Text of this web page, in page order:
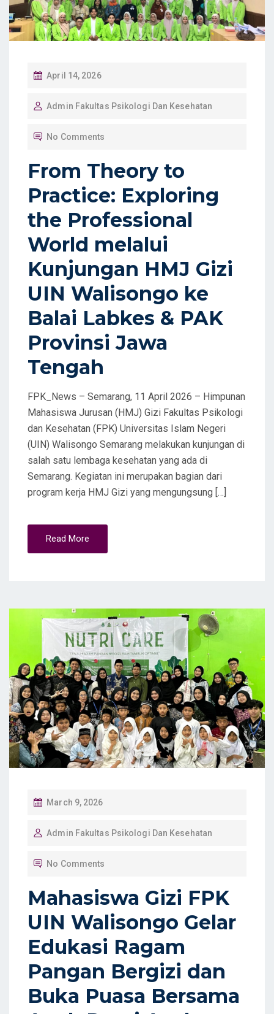
P
S
O
N
April 14, 2026
Admin Fakultas Psikologi Dan Kesehatan
No Comments
From Theory to
Practice: Exploring
the Professional
World melalui
Kunjungan HMJ Gizi
UIN Walisongo ke
Balai Labkes & PAK
Provinsi Jawa
Tengah
FPK_News – Semarang, 11 April 2026 – Himpunan
Mahasiswa Jurusan (HMJ) Gizi Fakultas Psikologi
dan Kesehatan (FPK) Universitas Islam Negeri
(UIN) Walisongo Semarang melakukan kunjungan di
salah satu lembaga kesehatan yang ada di
Semarang. Kegiatan ini merupakan bagian dari
program kerja HMJ Gizi yang mengungsung […]
Read More
P
S
O
March 9, 2026
Admin Fakultas Psikologi Dan Kesehatan
No Comments
Mahasiswa Gizi FPK
UIN Walisongo Gelar
Edukasi Ragam
Pangan Bergizi dan
Buka Puasa Bersama